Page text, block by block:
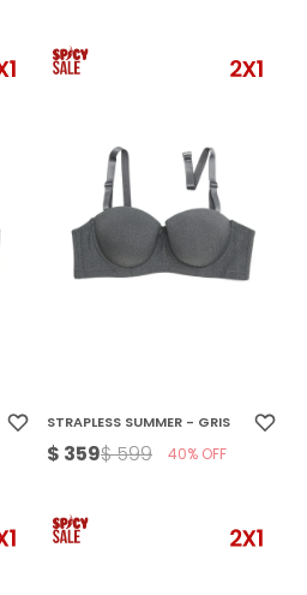
STRAPLESS SUMMER - GRIS
$ 359$599 40